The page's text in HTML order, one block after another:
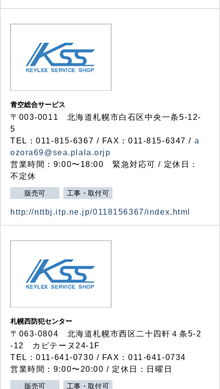
青空総合サービス
〒003-0011 北海道札幌市白石区中央一条5-12-
5
TEL：011-815-6367 / FAX：011-815-6347 / a
ozora69@sea.plala.orjp
営業時間：9:00〜18:00 緊急対応可 / 定休日：
不定休
販売可 工事・取付可
http://nttbj.itp.ne.jp/0118156367/index.html
札幌西防犯センター
〒063-0804 北海道札幌市西区二十四軒４条5-2
-12 カピテーヌ24-1F
TEL：011-641-0730 / FAX：011-641-0734
営業時間：9:00〜20:00 / 定休日：日曜日
販売可 工事・取付可